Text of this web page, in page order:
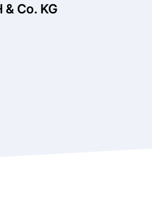
Co. KG